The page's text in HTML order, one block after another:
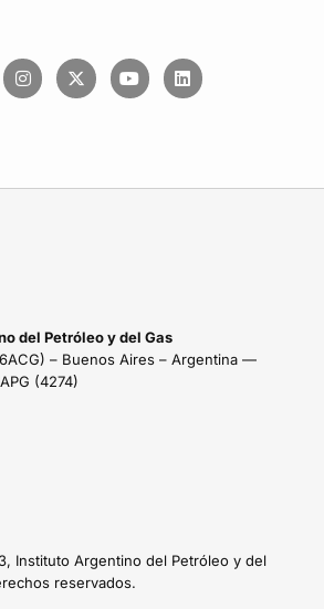
del Petróleo y del Gas
– Buenos Aires – Argentina —
(4274)
Instituto Argentino del Petróleo y del
reservados.